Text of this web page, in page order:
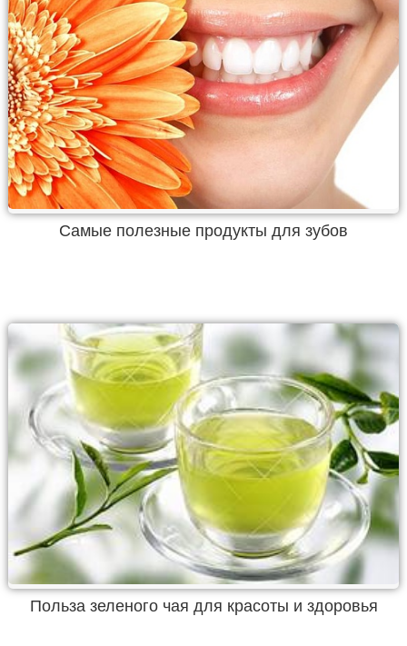
Самые полезные продукты для зубов
Польза зеленого чая для красоты и здоровья